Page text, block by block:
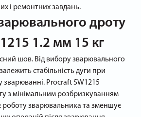
і ремонтних завдань.
дроту
1.2 мм 15 кг
шов. Від вибору зварювального
стабільність дуги при
зварюванні. Procraft SW1215
з мінімальним розбризкуванням
зварювальника та зменшує